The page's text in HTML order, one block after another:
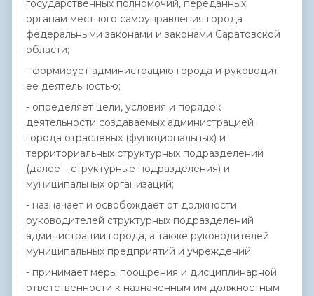
государственных полномочий, переданных
органам местного самоуправления города
федеральными законами и законами Саратовской
области;
- формирует администрацию города и руководит
ее деятельностью;
- определяет цели, условия и порядок
деятельности создаваемых администрацией
города отраслевых (функциональных) и
территориальных структурных подразделений
(далее – структурные подразделения) и
муниципальных организаций;
- назначает и освобождает от должности
руководителей структурных подразделений
администрации города, а также руководителей
муниципальных предприятий и учреждений;
- принимает меры поощрения и дисциплинарной
ответственности к назначенным им должностным